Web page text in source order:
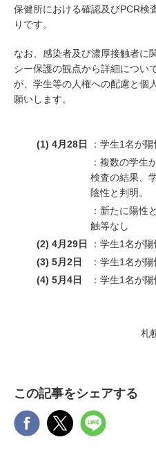
保健所における確認及びPCR検
りです。
なお、感染者及び濃厚接触者に
シー保護の観点から詳細につい
が、学生等の人権への配慮と個
願いします。
(1) 4月28日
：学生1名が
：複数の学生
検査の結果、
陰性と判明。
：新たに陽性
触等なし
(2) 4月29日
：学生1名が
(3) 5月2日
：学生1名が
(4) 5月4日
：学生1名が
札
この記事をシェアする